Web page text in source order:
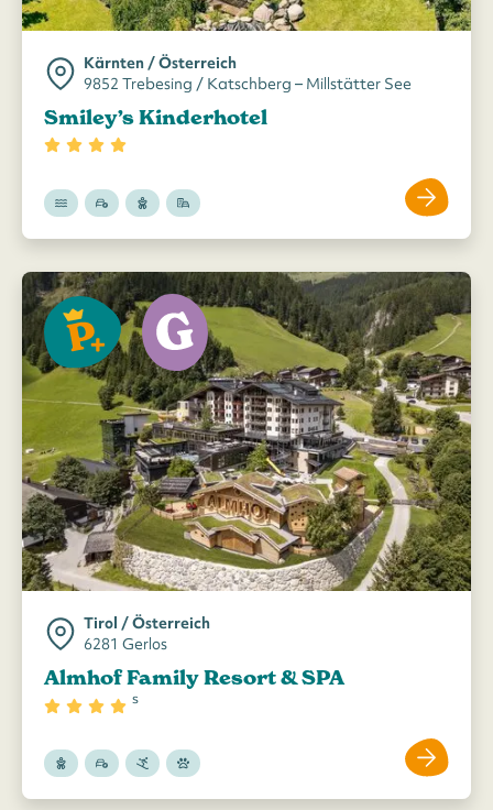
Kärnten / Österreich
9852 Trebesing / Katschberg – Millstätter See
Smiley’s Kinderhotel
Tirol / Österreich
6281 Gerlos
Almhof Family Resort & SPA
s